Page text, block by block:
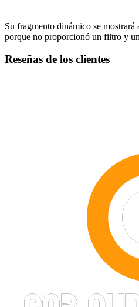
Su fragmento dinámico se mostrará
porque no proporcionó un filtro y
Reseñas de los clientes